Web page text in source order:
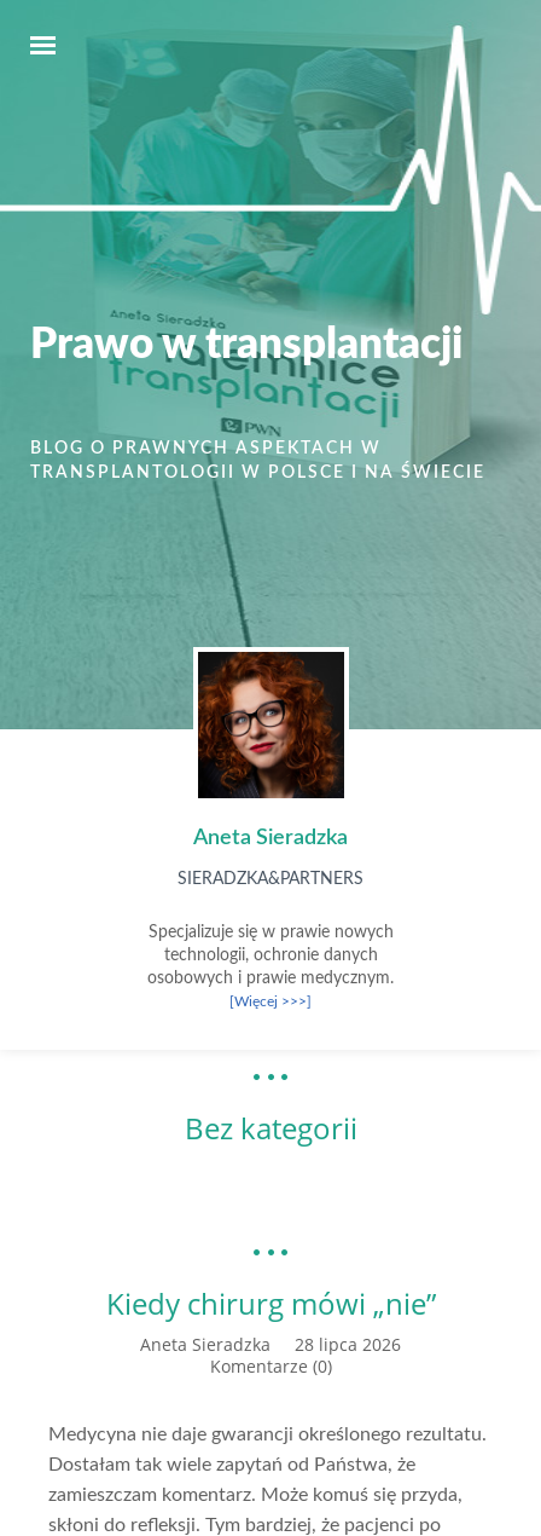
Prawo w transplantacji
BLOG O PRAWNYCH ASPEKTACH W
TRANSPLANTOLOGII W POLSCE I NA ŚWIECIE
Aneta Sieradzka
SIERADZKA&PARTNERS
Specjalizuje się w prawie nowych
technologii, ochronie danych
osobowych i prawie medycznym.
[Więcej >>>]
Bez kategorii
Kiedy chirurg mówi „nie”
Aneta Sieradzka
28 lipca 2026
Komentarze (0)
Medycyna nie daje gwarancji określonego rezultatu.
Dostałam tak wiele zapytań od Państwa, że
zamieszczam komentarz. Może komuś się przyda,
skłoni do refleksji. Tym bardziej, że pacjenci po